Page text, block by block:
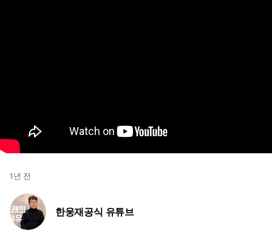
1년 전
한웅재공식 유튜브